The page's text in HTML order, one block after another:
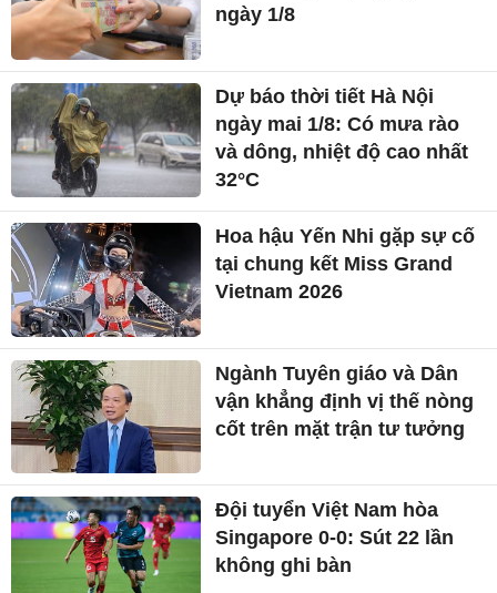
ngày 1/8
Dự báo thời tiết Hà Nội
ngày mai 1/8: Có mưa rào
và dông, nhiệt độ cao nhất
32°C
Hoa hậu Yến Nhi gặp sự cố
tại chung kết Miss Grand
Vietnam 2026
Ngành Tuyên giáo và Dân
vận khẳng định vị thế nòng
cốt trên mặt trận tư tưởng
Đội tuyển Việt Nam hòa
Singapore 0-0: Sút 22 lần
không ghi bàn